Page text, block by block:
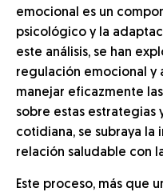
emocional es un
psicológico y la
este análisis, se han
regulación emocional y
manejar eficazmente
sobre estas estrategias
cotidiana, se subraya la
relación saludable con
Este proceso, más que